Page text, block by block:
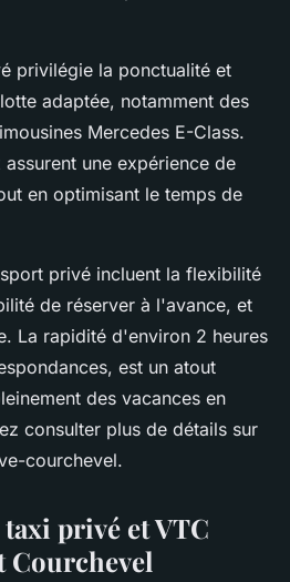
privilégie la ponctualité et
adaptée, notamment des
Mercedes E-Class.
une expérience de
en optimisant le temps de
privé incluent la flexibilité
de réserver à l'avance, et
La rapidité d'environ 2 heures
est un atout
des vacances en
consulter plus de détails sur
courchevel.
privé et VTC
Courchevel